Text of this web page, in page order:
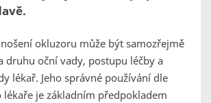
okluzoru může být samozřejmě
druhu oční vady, postupu léčby a
lékař. Jeho správné používání dle
je základním předpokladem